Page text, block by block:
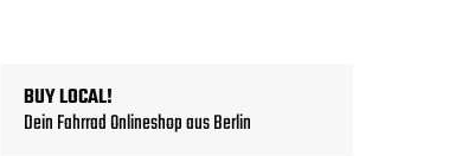
BUY LOCAL!
Dein Fahrrad Onlineshop aus Berlin